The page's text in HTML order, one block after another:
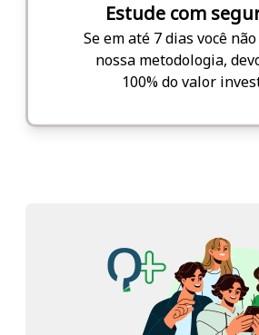
Estude com
Se em até 7 dias você
nossa metodologia,
100% do valor